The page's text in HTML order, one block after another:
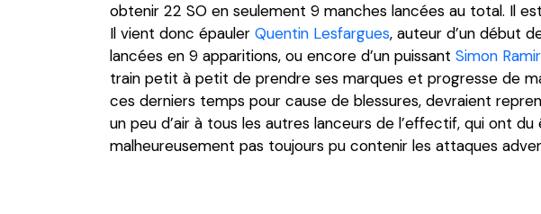
obtenir 22 SO en seulement 9 manches lancées au total. Il
Il vient donc épauler Quentin Lesfargues, auteur d’un début
lancées en 9 apparitions, ou encore d’un puissant Simon
train petit à petit de prendre ses marques et progresse de
ces derniers temps pour cause de blessures, devraient
un peu d’air à tous les autres lanceurs de l’effectif, qui ont
malheureusement pas toujours pu contenir les attaques